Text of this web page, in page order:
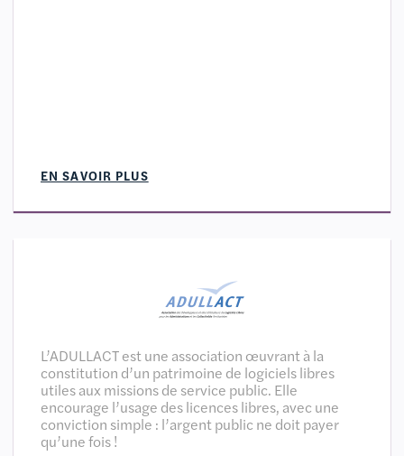
EN SAVOIR PLUS
L’ADULLACT est une association œuvrant à la
constitution d’un patrimoine de logiciels libres
utiles aux missions de service public. Elle
encourage l’usage des licences libres, avec une
conviction simple : l’argent public ne doit payer
qu’une fois !